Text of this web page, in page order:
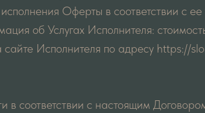
Оферты в соответствии с ее
об Услугах Исполнителя:
сайте Исполнителя по адресу https://
в соответствии с настоящим